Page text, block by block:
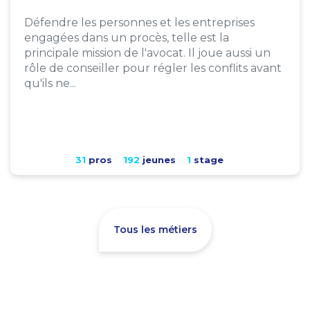
Défendre les personnes et les entreprises
engagées dans un procès, telle est la
principale mission de l'avocat. Il joue aussi un
rôle de conseiller pour régler les conflits avant
qu'ils ne...
31 pros 192 jeunes 1 stage
Tous les métiers